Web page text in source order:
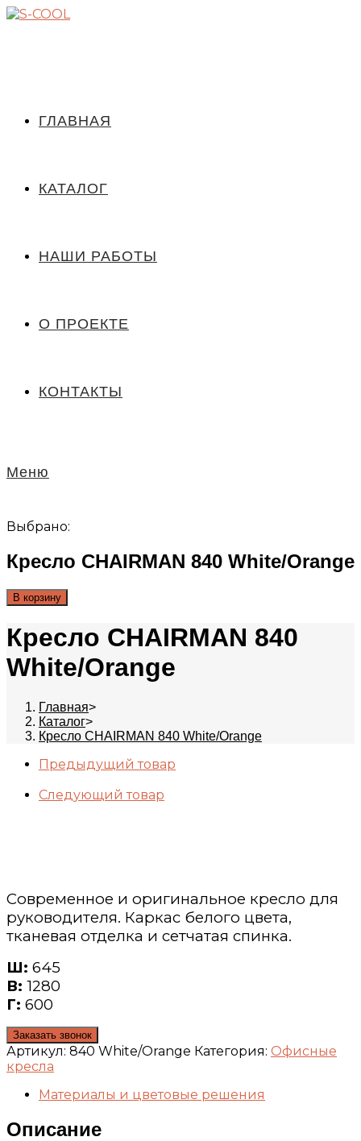
ГЛАВНАЯ
КАТАЛОГ
НАШИ РАБОТЫ
О ПРОЕКТЕ
КОНТАКТЫ
Меню
Выбрано:
Кресло CHAIRMAN 840 White/Orange
В корзину
Кресло CHAIRMAN 840
White/Orange
Главная>
Каталог>
Кресло CHAIRMAN 840 White/Orange
Предыдущий товар
Следующий товар
Современное и оригинальное кресло для
руководителя. Каркас белого цвета,
тканевая отделка и сетчатая спинка.
Ш: 645
В: 1280
Г: 600
Заказать звонок
Артикул: 840 White/Orange Категория: Офисные
кресла
Материалы и цветовые решения
Описание